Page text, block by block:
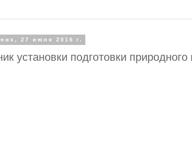
27 июня 2016 г.
установки подготовки